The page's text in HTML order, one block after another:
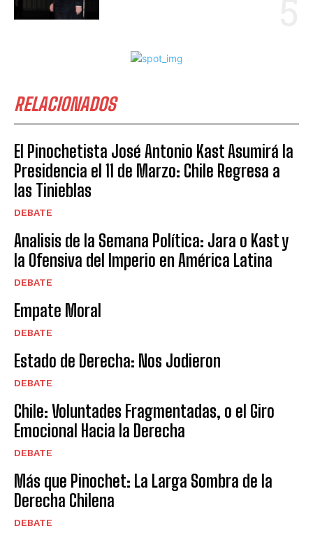
RELACIONADOS
El Pinochetista José Antonio Kast Asumirá la
Presidencia el 11 de Marzo: Chile Regresa a
las Tinieblas
DEBATE
Analisis de la Semana Política: Jara o Kast y
la Ofensiva del Imperio en América Latina
DEBATE
Empate Moral
DEBATE
Estado de Derecha: Nos Jodieron
DEBATE
Chile: Voluntades Fragmentadas, o el Giro
Emocional Hacia la Derecha
DEBATE
Más que Pinochet: La Larga Sombra de la
Derecha Chilena
DEBATE